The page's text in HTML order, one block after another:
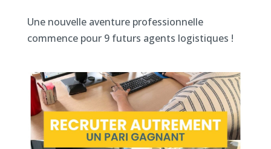
Une nouvelle aventure professionnelle
commence pour 9 futurs agents logistiques !